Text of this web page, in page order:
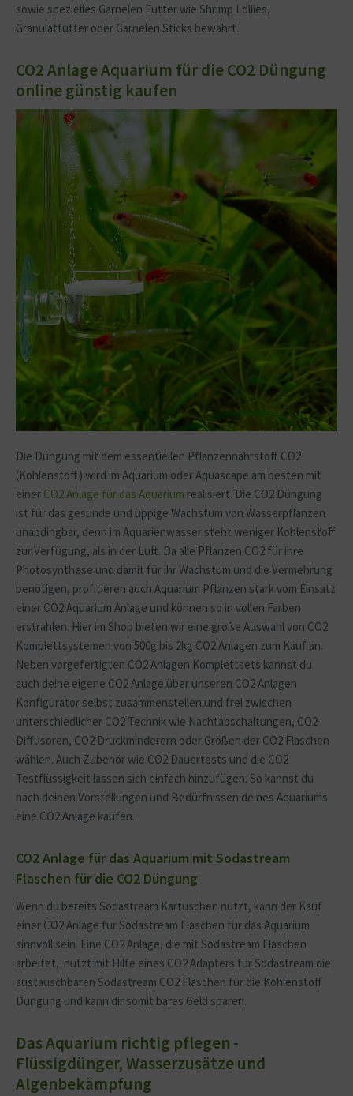
sowie spezielles Garnelen Futter wie Shrimp Lollies,
Granulatfutter oder Garnelen Sticks bewährt.
CO2 Anlage Aquarium für die CO2 Düngung
online günstig kaufen
Die Düngung mit dem essentiellen Pflanzennährstoff CO2
(Kohlenstoff) wird im Aquarium oder Aquascape am besten mit
einer CO2 Anlage für das Aquarium realisiert. Die CO2 Düngung
ist für das gesunde und üppige Wachstum von Wasserpflanzen
unabdingbar, denn im Aquarienwasser steht weniger Kohlenstoff
zur Verfügung, als in der Luft. Da alle Pflanzen CO2 für ihre
Photosynthese und damit für ihr Wachstum und die Vermehrung
benötigen, profitieren auch Aquarium Pflanzen stark vom Einsatz
einer CO2 Aquarium Anlage und können so in vollen Farben
erstrahlen. Hier im Shop bieten wir eine große Auswahl von CO2
Komplettsystemen von 500g bis 2kg CO2 Anlagen zum Kauf an.
Neben vorgefertigten CO2 Anlagen Komplettsets kannst du
auch deine eigene CO2 Anlage über unseren CO2 Anlagen
Konfigurator selbst zusammenstellen und frei zwischen
unterschiedlicher CO2 Technik wie Nachtabschaltungen, CO2
Diffusoren, CO2 Druckminderern oder Größen der CO2 Flaschen
wählen. Auch Zubehör wie CO2 Dauertests und die CO2
Testflüssigkeit lassen sich einfach hinzufügen. So kannst du
nach deinen Vorstellungen und Bedürfnissen deines Aquariums
eine CO2 Anlage kaufen.
CO2 Anlage für das Aquarium mit Sodastream
Flaschen für die CO2 Düngung
Wenn du bereits Sodastream Kartuschen nutzt, kann der Kauf
einer CO2 Anlage für Sodastream Flaschen für das Aquarium
sinnvoll sein. Eine CO2 Anlage, die mit Sodastream Flaschen
arbeitet, nutzt mit Hilfe eines CO2 Adapters für Sodastream die
austauschbaren Sodastream CO2 Flaschen für die Kohlenstoff
Düngung und kann dir somit bares Geld sparen.
Das Aquarium richtig pflegen -
Flüssigdünger, Wasserzusätze und
Algenbekämpfung